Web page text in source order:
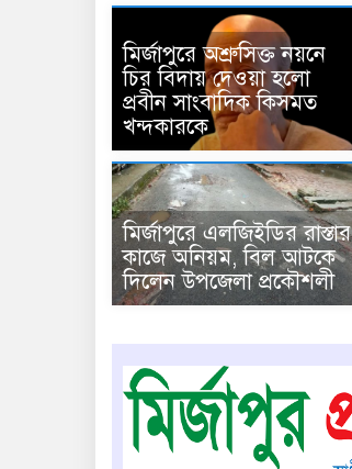
মির্জাপুরে অশ্রুসিক্ত নয়নে
চির বিদায় দেওয়া হলো
প্রবীন সাংবাদিক কিসমত
খন্দকারকে
মির্জাপুরে এলজিইডির রাস্তার
কাজে অনিয়ম, বিল আটকে
দিলেন উপজেলা প্রকৌশলী